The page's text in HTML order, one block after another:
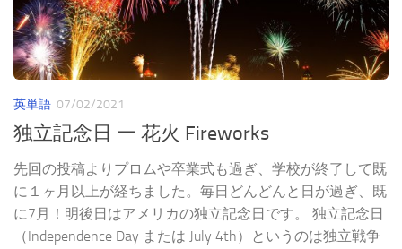
英単語 07/02/2021
独立記念日 ー 花火 Fireworks
先回の投稿よりプロムや卒業式も過ぎ、学校が終了して既
に１ヶ月以上が経ちました。毎日どんどんと日が過ぎ、既
に7月！明後日はアメリカの独立記念日です。 独立記念日
（Independence Day または July 4th）というのは独立戦争